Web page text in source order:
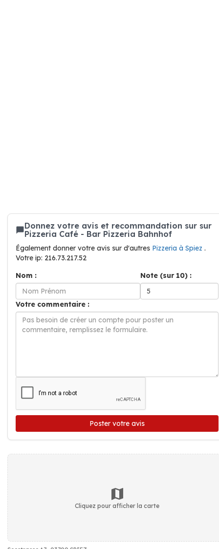
Donnez votre avis et recommandation sur sur
Pizzeria Café - Bar Pizzeria Bahnhof
Également donner votre avis sur d'autres Pizzeria à Spiez .
Votre ip: 216.73.217.52
Nom :
Note (sur 10) :
Votre commentaire :
Poster votre avis
Cliquez pour afficher la carte